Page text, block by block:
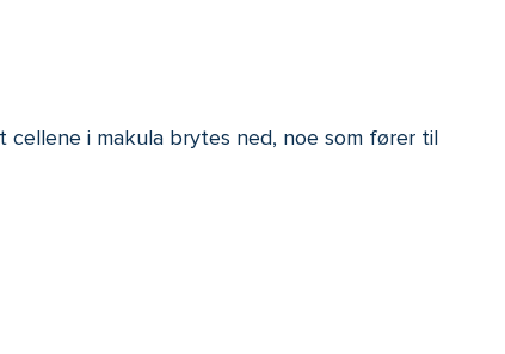
i makula brytes ned, noe som fører til